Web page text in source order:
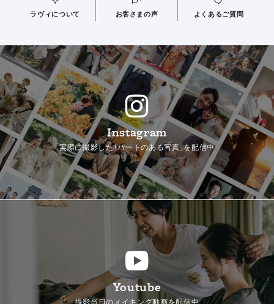
ラヴィについて お客さまの声 よくあるご質問
Instagram
実際に撮影した「ハートのある写真」を配信中
Youtube
撮影当日のメイキング動画を配信中